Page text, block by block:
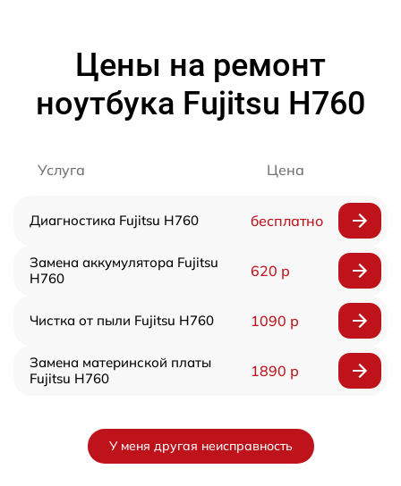
Цены на ремонт
ноутбука Fujitsu H760
Услуга Цена
Диагностика Fujitsu H760 бесплатно
Замена аккумулятора Fujitsu
H760
620 р
Чистка от пыли Fujitsu H760 1090 р
Замена материнской платы
Fujitsu H760
1890 р
У меня другая неисправность